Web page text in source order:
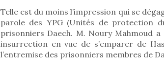
Telle est du moins l’impression qui se
parole des YPG (Unités de protection
prisonniers Daech. M. Noury Mahmoud
insurrection en vue de s’emparer de
l’entremise des prisonniers membres de